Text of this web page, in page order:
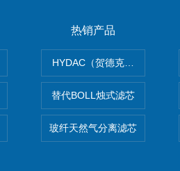
热销产品
HYDAC（贺德克）滤芯
替代BOLL烛式滤芯
玻纤天然气分离滤芯